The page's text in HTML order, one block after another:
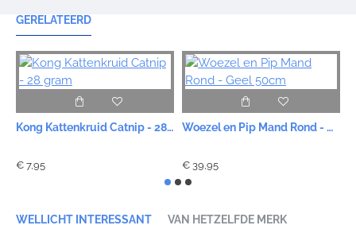
GERELATEERD
Kong Kattenkruid Catnip - 28 gram
€ 7,95
Woezel en Pip Mand Rond - Geel 50cm
€ 39,95
WELLICHT INTERESSANT VAN HETZELFDE MERK